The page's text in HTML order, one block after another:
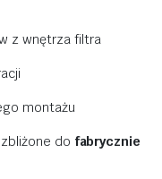
z wnętrza filtra
montażu
zbliżone do fabrycznie